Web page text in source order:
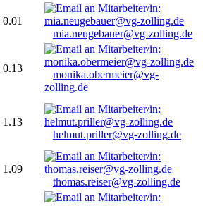
0.01
mia.neugebauer@vg-zolling.de
0.13
monika.obermeier@vg-
zolling.de
1.13
helmut.priller@vg-zolling.de
1.09
thomas.reiser@vg-zolling.de